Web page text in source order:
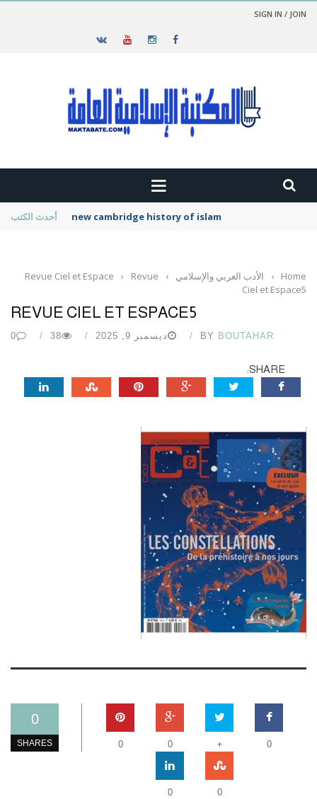
SIGN IN / JOIN
أحدث الكتب new cambridge history of islam
Home
› الأدب العربي والإسلامي ›
Revue Ciel et Espace ›
Revue
Ciel et Espace5
REVUE CIEL ET ESPACE5
BY BOUTAHAR ديسمبر 9, 2025 38
0
SHARE:
0
SHARES 0
+
0
0
0
0